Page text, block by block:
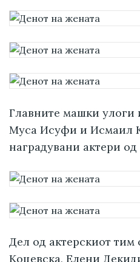
Главните машки
Муса Исуфи и Исмаил
наградувани актери
Дел од актерскиот тим
Коцевска, Елени